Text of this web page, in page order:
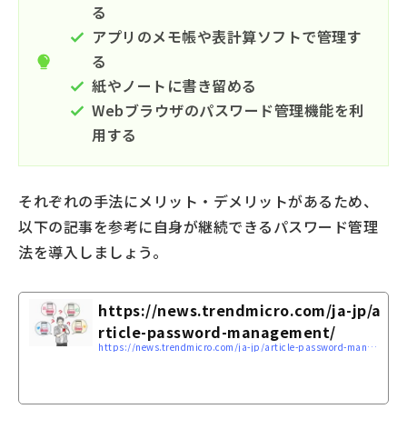
る
アプリのメモ帳や表計算ソフトで管理す
る
紙やノートに書き留める
Webブラウザのパスワード管理機能を利
用する
それぞれの手法にメリット・デメリットがあるため、
以下の記事を参考に自身が継続できるパスワード管理
法を導入しましょう。
https://news.trendmicro.com/ja-jp/a
rticle-password-management/
https://news.trendmicro.com/ja-jp/article-password-management/